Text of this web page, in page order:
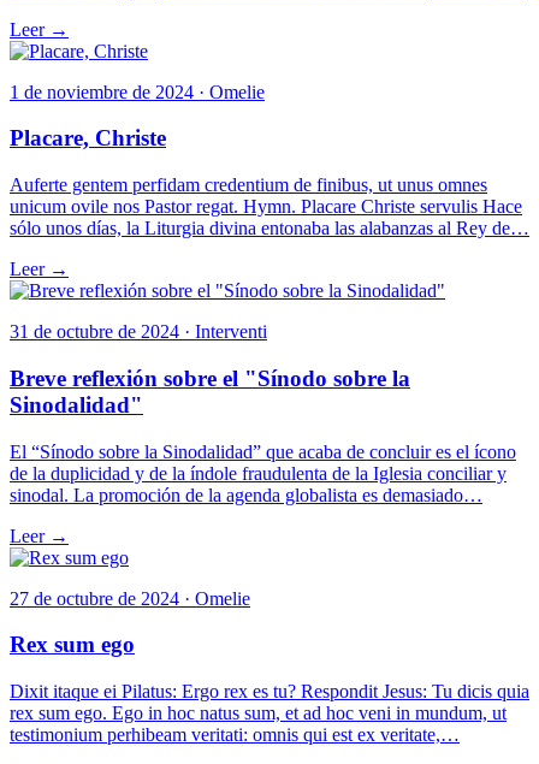
Leer →
1 de noviembre de 2024 · Omelie
Placare, Christe
Auferte gentem perfidam credentium de finibus, ut unus omnes
unicum ovile nos Pastor regat. Hymn. Placare Christe servulis Hace
sólo unos días, la Liturgia divina entonaba las alabanzas al Rey de…
Leer →
31 de octubre de 2024 · Interventi
Breve reflexión sobre el "Sínodo sobre la
Sinodalidad"
El “Sínodo sobre la Sinodalidad” que acaba de concluir es el ícono
de la duplicidad y de la índole fraudulenta de la Iglesia conciliar y
sinodal. La promoción de la agenda globalista es demasiado…
Leer →
27 de octubre de 2024 · Omelie
Rex sum ego
Dixit itaque ei Pilatus: Ergo rex es tu? Respondit Jesus: Tu dicis quia
rex sum ego. Ego in hoc natus sum, et ad hoc veni in mundum, ut
testimonium perhibeam veritati: omnis qui est ex veritate,…